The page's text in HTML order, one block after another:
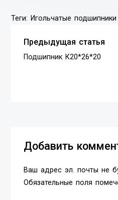
Теги: Игольчатые подшипники
Предыдущая статья
Подшипник К20*26*20
Добавить
Ваш адрес эл. почты не
Обязательные поля